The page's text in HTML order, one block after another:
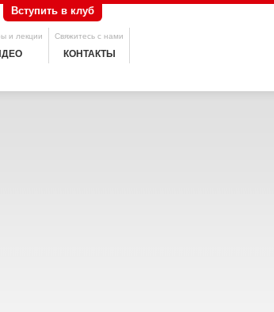
и лекции Свяжитесь с нами
КОНТАКТЫ
Вступить в клуб